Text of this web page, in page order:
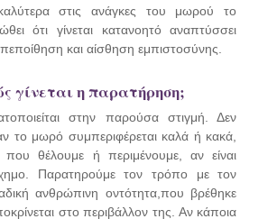
καλύτερα στις ανάγκες του μωρού το
ότι γίνεται κατανοητό αναπτύσσει
και αίσθηση εμπιστοσύνης.
γίνεται η παρατήρηση;
στην παρούσα στιγμή. Δεν
το μωρό συμπεριφέρεται καλά ή κακά,
θέλουμε ή περιμένουμε, αν είναι
Παρατηρούμε τον τρόπο με τον
ανθρώπινη οντότητα,που βρέθηκε
στο περιβάλλον της. Αν κάποια